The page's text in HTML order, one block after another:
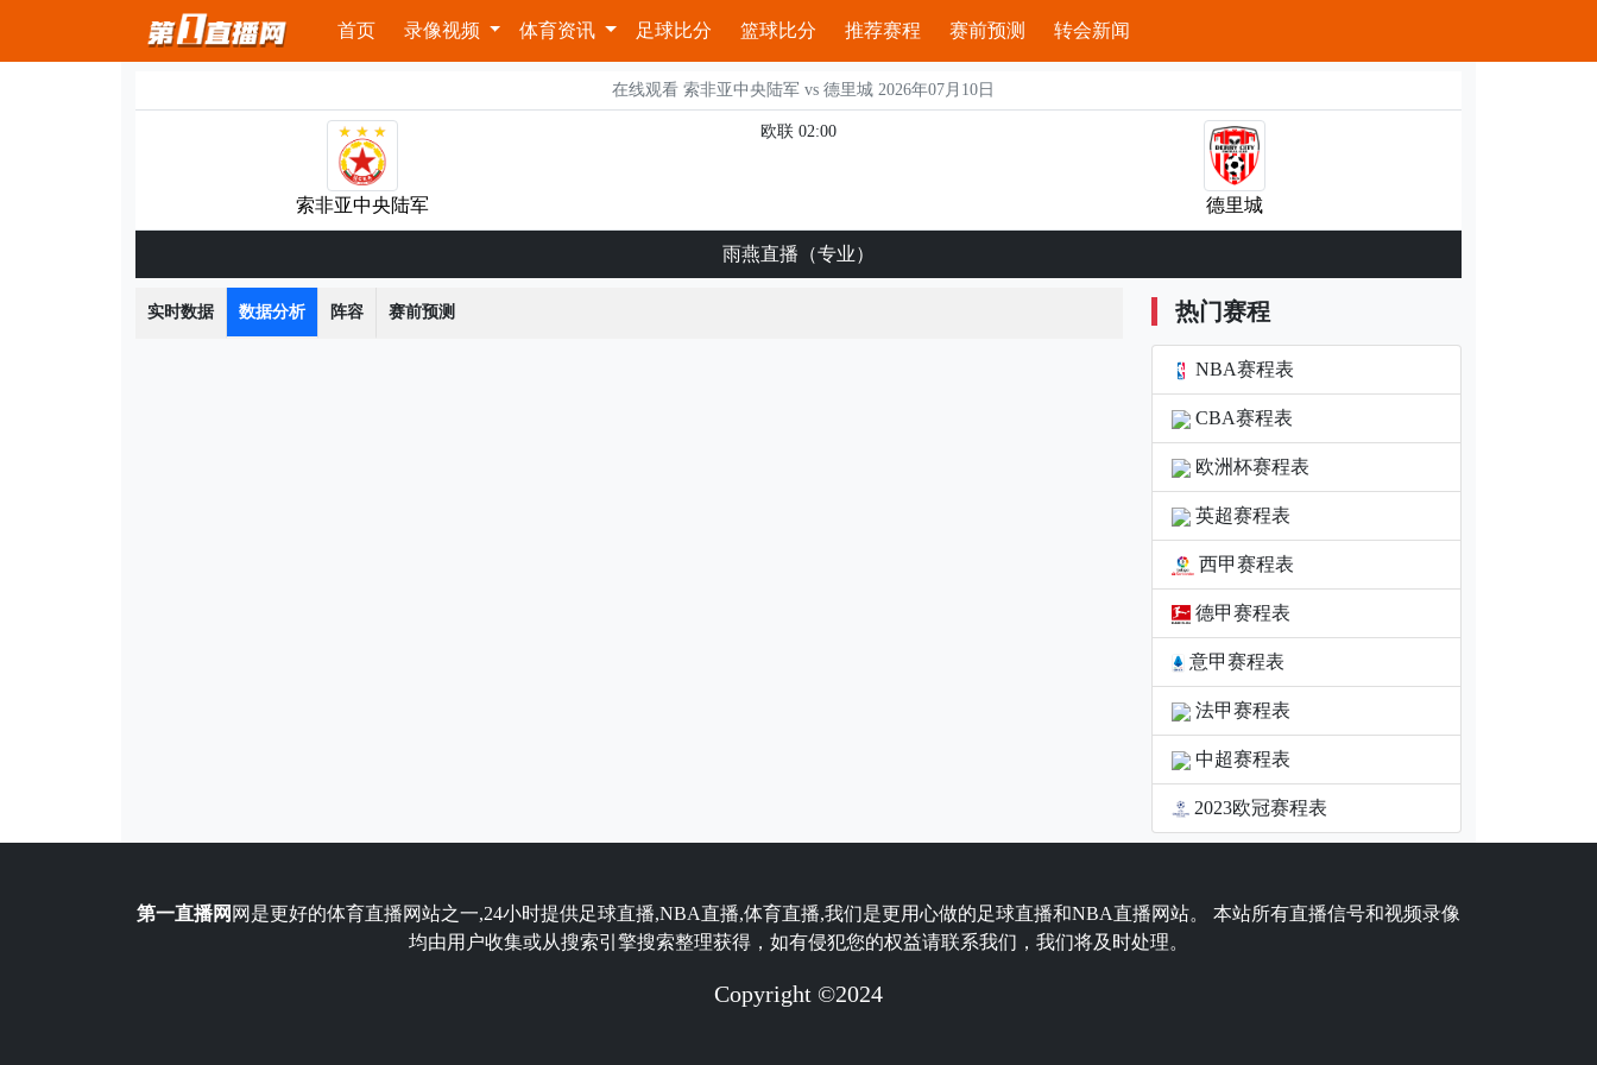
首页 录像视频 体育资讯 足球比分 篮球比分 推荐赛程 赛前预测 转会新闻
在线观看 索非亚中央陆军 vs 德里城 2026年07月10日
索非亚中央陆军
欧联 02:00
德里城
雨燕直播（专业）
实时数据 数据分析 阵容 赛前预测 热门赛程
NBA赛程表
CBA赛程表
欧洲杯赛程表
英超赛程表
西甲赛程表
德甲赛程表
意甲赛程表
法甲赛程表
中超赛程表
2023欧冠赛程表
第一直播网 网是更好的体育直播网站之一,24小时提供足球直播,NBA直播,体育直播,我们是更用心做的足球直播和NBA直播网站。 本站所有直播信号和视频录像
均由用户收集或从搜索引擎搜索整理获得，如有侵犯您的权益请联系我们，我们将及时处理。
Copyright ©2024